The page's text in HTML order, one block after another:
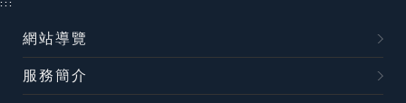
:::
網站導覽
服務簡介